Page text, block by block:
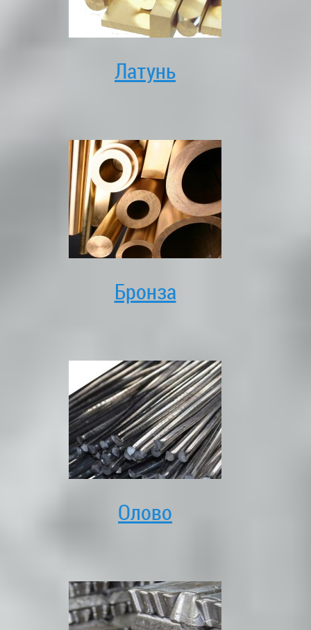
Латунь
Бронза
Олово